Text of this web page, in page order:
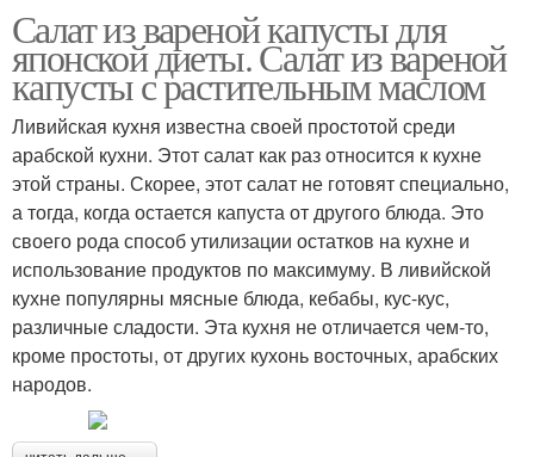
Салат из вареной капусты для
японской диеты. Салат из вареной
капусты с растительным маслом
Ливийская кухня известна своей простотой среди
арабской кухни. Этот салат как раз относится к кухне
этой страны. Скорее, этот салат не готовят специально,
а тогда, когда остается капуста от другого блюда. Это
своего рода способ утилизации остатков на кухне и
использование продуктов по максимуму. В ливийской
кухне популярны мясные блюда, кебабы, кус-кус,
различные сладости. Эта кухня не отличается чем-то,
кроме простоты, от других кухонь восточных, арабских
народов.